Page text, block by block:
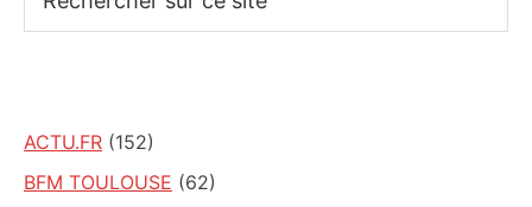
sur
ACTU.FR (152)
BFM TOULOUSE (62)